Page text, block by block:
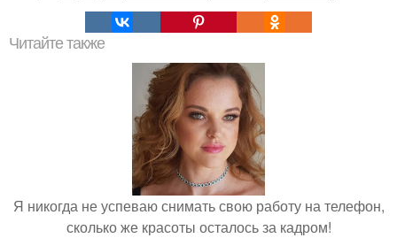
Читайте также
Я никогда не успеваю снимать свою работу на телефон,
сколько же красоты осталось за кадром!